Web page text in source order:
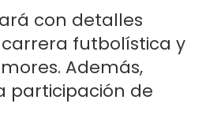
con detalles
futbolística y
Además,
participación de